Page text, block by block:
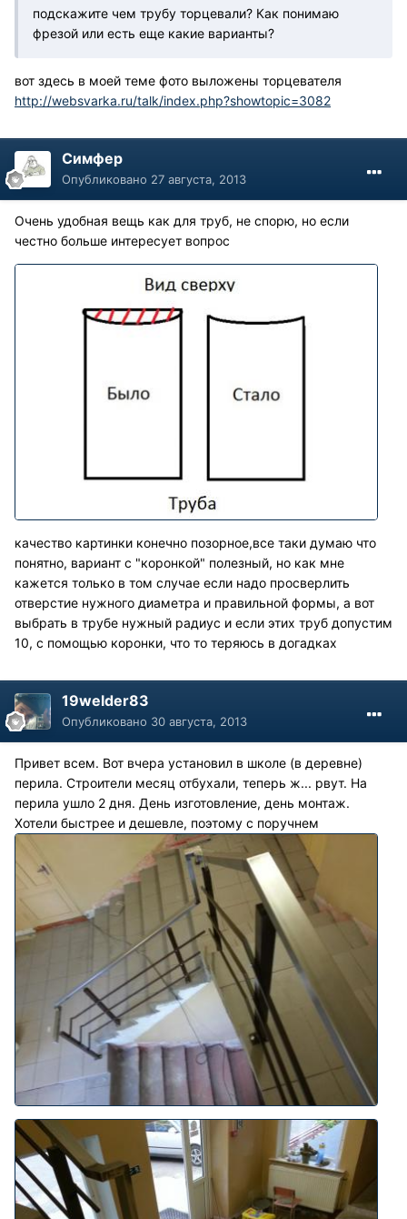
подскажите чем трубу торцевали? Как понимаю
фрезой или есть еще какие варианты?
вот здесь в моей теме фото выложены торцевателя
http://websvarka.ru/talk/index.php?showtopic=3082
Симфер
Опубликовано 27 августа, 2013
Очень удобная вещь как для труб, не спорю, но если
честно больше интересует вопрос
качество картинки конечно позорное,все таки думаю что
понятно, вариант с "коронкой" полезный, но как мне
кажется только в том случае если надо просверлить
отверстие нужного диаметра и правильной формы, а вот
выбрать в трубе нужный радиус и если этих труб допустим
10, с помощью коронки, что то теряюсь в догадках
19welder83
Опубликовано 30 августа, 2013
Привет всем. Вот вчера установил в школе (в деревне)
перила. Строители месяц отбухали, теперь ж... рвут. На
перила ушло 2 дня. День изготовление, день монтаж.
Хотели быстрее и дешевле, поэтому с поручнем